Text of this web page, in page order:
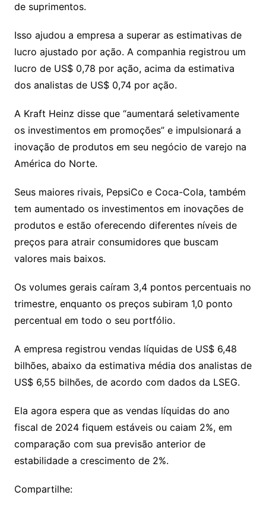
de suprimentos.
Isso ajudou a empresa a superar as estimativas de
lucro ajustado por ação. A companhia registrou um
lucro de US$ 0,78 por ação, acima da estimativa
dos analistas de US$ 0,74 por ação.
A Kraft Heinz disse que “aumentará seletivamente
os investimentos em promoções” e impulsionará a
inovação de produtos em seu negócio de varejo na
América do Norte.
Seus maiores rivais, PepsiCo e Coca-Cola, também
tem aumentado os investimentos em inovações de
produtos e estão oferecendo diferentes níveis de
preços para atrair consumidores que buscam
valores mais baixos.
Os volumes gerais caíram 3,4 pontos percentuais no
trimestre, enquanto os preços subiram 1,0 ponto
percentual em todo o seu portfólio.
A empresa registrou vendas líquidas de US$ 6,48
bilhões, abaixo da estimativa média dos analistas de
US$ 6,55 bilhões, de acordo com dados da LSEG.
Ela agora espera que as vendas líquidas do ano
fiscal de 2024 fiquem estáveis ou caiam 2%, em
comparação com sua previsão anterior de
estabilidade a crescimento de 2%.
Compartilhe: